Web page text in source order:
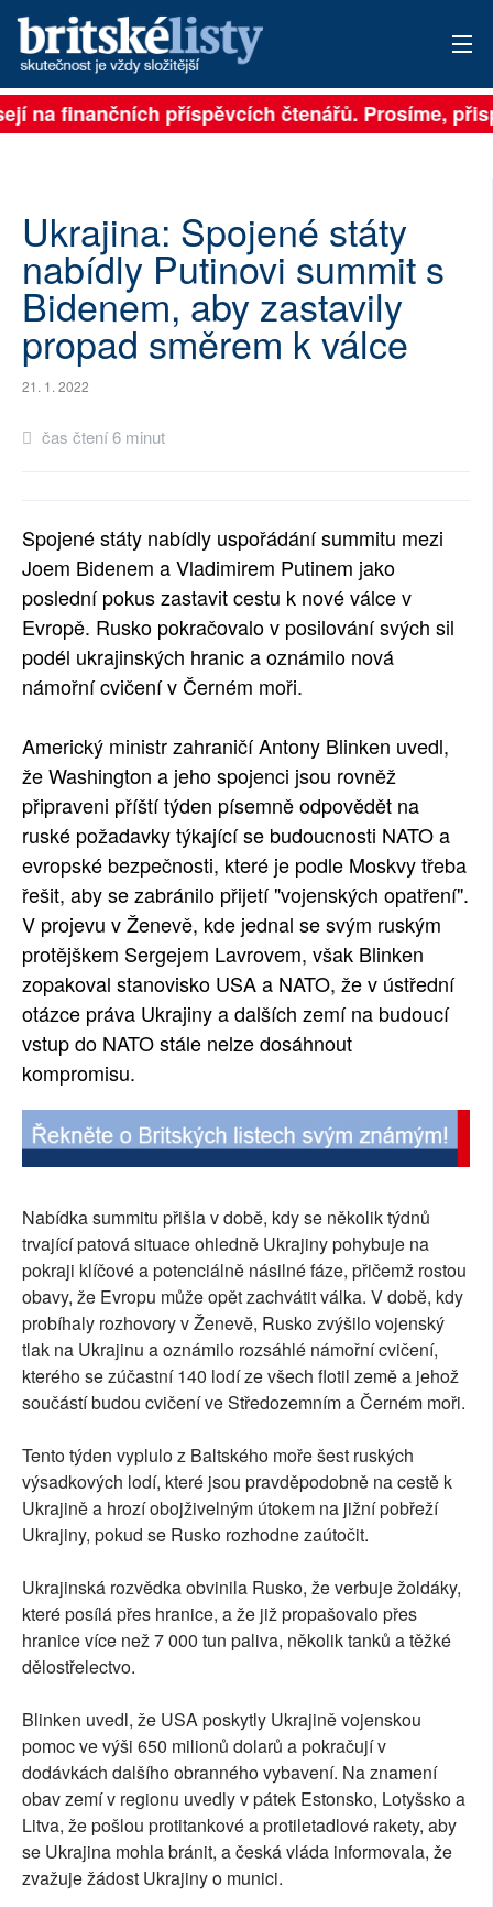
PŘIHLÁSIT
ARCHIV
ROZHOVORY
TÉMATA
NEJČTENĚJŠÍ ZA 7 DNÍ
RUBRIKY
PLNÁ VERZE STRÁNEK
na finančních příspěvcích čtenářů. Prosíme,
Ukrajina: Spojené státy
nabídly Putinovi summit s
Bidenem, aby zastavily
propad směrem k válce
21. 1. 2022
čas čtení 6 minut
Spojené státy nabídly uspořádání summitu mezi
Joem Bidenem a Vladimirem Putinem jako
poslední pokus zastavit cestu k nové válce v
Evropě. Rusko pokračovalo v posilování svých sil
podél ukrajinských hranic a oznámilo nová
námořní cvičení v Černém moři.
Americký ministr zahraničí Antony Blinken uvedl,
že Washington a jeho spojenci jsou rovněž
připraveni příští týden písemně odpovědět na
ruské požadavky týkající se budoucnosti NATO a
evropské bezpečnosti, které je podle Moskvy třeba
řešit, aby se zabránilo přijetí "vojenských opatření".
V projevu v Ženevě, kde jednal se svým ruským
protějškem Sergejem Lavrovem, však Blinken
zopakoval stanovisko USA a NATO, že v ústřední
otázce práva Ukrajiny a dalších zemí na budoucí
vstup do NATO stále nelze dosáhnout
kompromisu.
Nabídka summitu přišla v době, kdy se několik týdnů
trvající patová situace ohledně Ukrajiny pohybuje na
pokraji klíčové a potenciálně násilné fáze, přičemž rostou
obavy, že Evropu může opět zachvátit válka. V době, kdy
probíhaly rozhovory v Ženevě, Rusko zvýšilo vojenský
tlak na Ukrajinu a oznámilo rozsáhlé námořní cvičení,
kterého se zúčastní 140 lodí ze všech flotil země a jehož
součástí budou cvičení ve Středozemním a Černém moři.
Tento týden vyplulo z Baltského moře šest ruských
výsadkových lodí, které jsou pravděpodobně na cestě k
Ukrajině a hrozí obojživelným útokem na jižní pobřeží
Ukrajiny, pokud se Rusko rozhodne zaútočit.
Ukrajinská rozvědka obvinila Rusko, že verbuje žoldáky,
které posílá přes hranice, a že již propašovalo přes
hranice více než 7 000 tun paliva, několik tanků a těžké
dělostřelectvo.
Blinken uvedl, že USA poskytly Ukrajině vojenskou
pomoc ve výši 650 milionů dolarů a pokračují v
dodávkách dalšího obranného vybavení. Na znamení
obav zemí v regionu uvedly v pátek Estonsko, Lotyšsko a
Litva, že pošlou protitankové a protiletadlové rakety, aby
se Ukrajina mohla bránit, a česká vláda informovala, že
zvažuje žádost Ukrajiny o munici.